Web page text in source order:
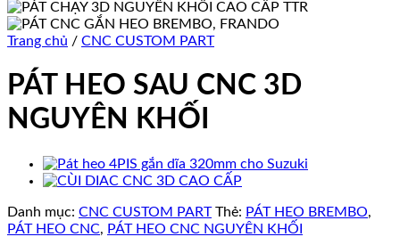
Trang chủ / CNC CUSTOM PART
PÁT HEO SAU CNC 3D
NGUYÊN KHỐI
Danh mục: CNC CUSTOM PART Thẻ: PÁT HEO BREMBO,
PÁT HEO CNC, PÁT HEO CNC NGUYÊN KHỐI